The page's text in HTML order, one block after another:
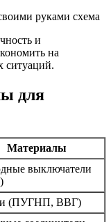
и
на
ситуаций.
для
Материалы
выключатели
(ПУГНП, ВВГ)